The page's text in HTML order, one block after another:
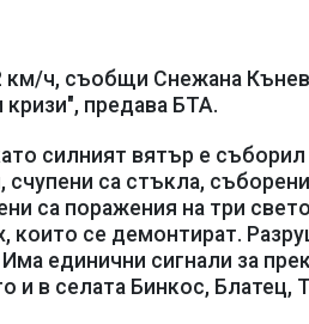
км/ч, съобщи Снежана
предава БТА.
силният вятър е
счупени са стъкла,
са поражения на три
които се демонтират.
единични сигнали за
и в селата Бинкос, Блатец,